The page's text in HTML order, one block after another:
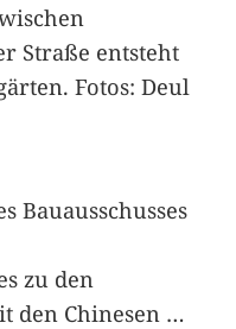
Straße entsteht
Fotos: Deul
Bauausschusses
zu den
den Chinesen …